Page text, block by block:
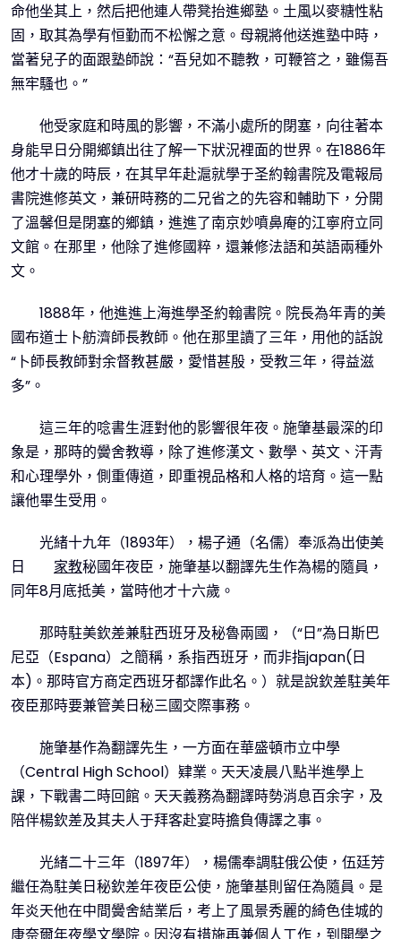
命他坐其上，然后把他連人帶凳抬進鄉塾。土風以麥糖性粘
固，取其為學有恒勤而不松懈之意。母親將他送進塾中時，
當著兒子的面跟塾師說：“吾兒如不聽教，可鞭笞之，雖傷吾
無牢騷也。”
他受家庭和時風的影響，不滿小處所的閉塞，向往著本
身能早日分開鄉鎮出往了解一下狀況裡面的世界。在1886年
他才十歲的時辰，在其早年赴滬就學于圣約翰書院及電報局
書院進修英文，兼研時務的二兄省之的先容和輔助下，分開
了溫馨但是閉塞的鄉鎮，進進了南京妙噴鼻庵的江寧府立同
文館。在那里，他除了進修國粹，還兼修法語和英語兩種外
文。
1888年，他進進上海進學圣約翰書院。院長為年青的美
國布道士卜舫濟師長教師。他在那里讀了三年，用他的話說
“卜師長教師對余督教甚嚴，愛惜甚殷，受教三年，得益滋
多”。
這三年的唸書生涯對他的影響很年夜。施肇基最深的印
象是，那時的黌舍教導，除了進修漢文、數學、英文、汗青
和心理學外，側重傳道，即重視品格和人格的培育。這一點
讓他畢生受用。
光緒十九年（1893年），楊子通（名儒）奉派為出使美
日
家教秘國年夜臣，施肇基以翻譯先生作為楊的隨員，
同年8月底抵美，當時他才十六歲。
那時駐美欽差兼駐西班牙及秘魯兩國，（“日”為日斯巴
尼亞（Espana）之簡稱，系指西班牙，而非指japan(日
本)。那時官方商定西班牙都譯作此名。）就是說欽差駐美年
夜臣那時要兼管美日秘三國交際事務。
施肇基作為翻譯先生，一方面在華盛頓市立中學
（Central High School）肄業。天天凌晨八點半進學上
課，下戰書二時回館。天天義務為翻譯時勢消息百余字，及
陪伴楊欽差及其夫人于拜客赴宴時擔負傳譯之事。
光緒二十三年（1897年），楊儒奉調駐俄公使，伍廷芳
繼任為駐美日秘欽差年夜臣公使，施肇基則留任為隨員。是
年炎天他在中間黌舍結業后，考上了風景秀麗的綺色佳城的